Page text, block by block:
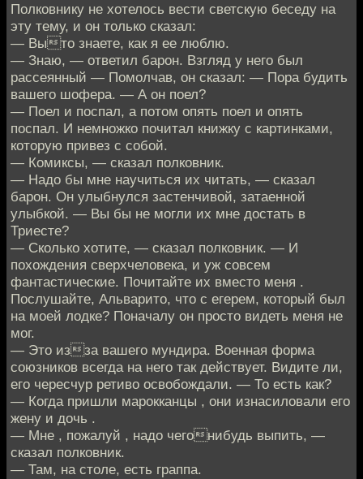
Полковнику не хотелось вести светскую беседу на
эту тему, и он только сказал:
— Выто знаете, как я ее люблю.
— Знаю, — ответил барон. Взгляд у него был
рассеянный — Помолчав, он сказал: — Пора будить
вашего шофера. — А он поел?
— Поел и поспал, а потом опять поел и опять
поспал. И немножко почитал книжку с картинками,
которую привез с собой.
— Комиксы, — сказал полковник.
— Надо бы мне научиться их читать, — сказал
барон. Он улыбнулся застенчивой, затаенной
улыбкой. — Вы бы не могли их мне достать в
Триесте?
— Сколько хотите, — сказал полковник. — И
похождения сверхчеловека, и уж совсем
фантастические. Почитайте их вместо меня .
Послушайте, Альварито, что с егерем, который был
на моей лодке? Поначалу он просто видеть меня не
мог.
— Это изза вашего мундира. Военная форма
союзников всегда на него так действует. Видите ли,
его чересчур ретиво освобождали. — То есть как?
— Когда пришли марокканцы , они изнасиловали его
жену и дочь .
— Мне , пожалуй , надо чегонибудь выпить, —
сказал полковник.
— Там, на столе, есть граппа.